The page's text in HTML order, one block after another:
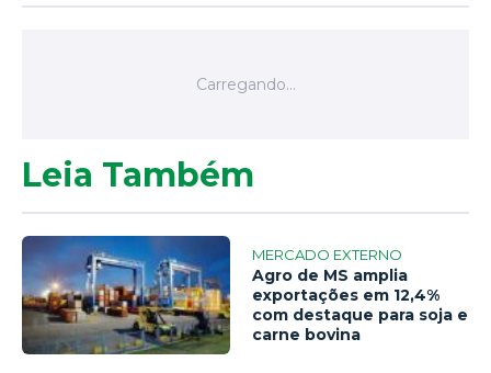
Leia Também
MERCADO EXTERNO
Agro de MS amplia
exportações em 12,4%
com destaque para soja e
carne bovina